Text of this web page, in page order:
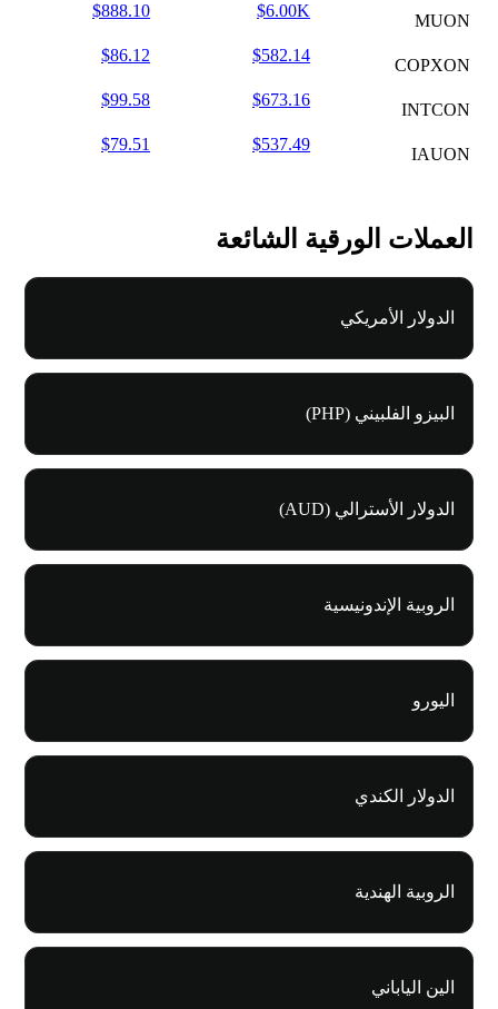
MUON
$6.00K
$888.10
COPXON
$582.14
$86.12
INTCON
$673.16
$99.58
IAUON
$537.49
$79.51
العملات الورقية الشائعة
الدولار الأمريكي
البيزو الفلبيني (PHP)
الدولار الأسترالي (AUD)
الروبية الإندونيسية
اليورو
الدولار الكندي
الروبية الهندية
الين الياباني